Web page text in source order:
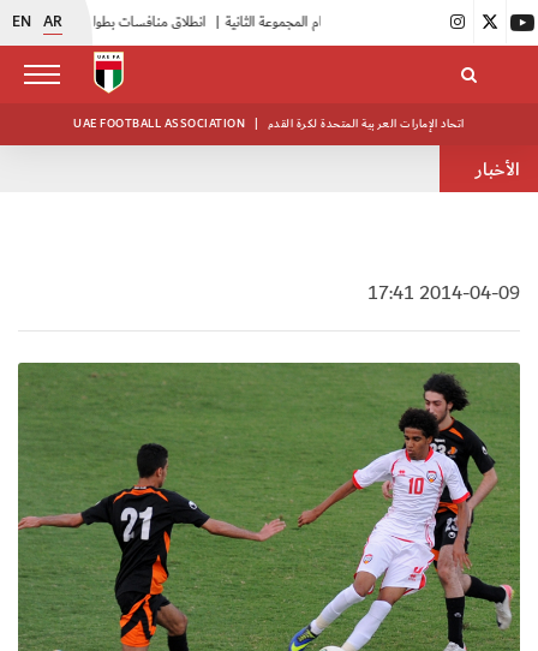
EN AR انطلاق منافسات بطولة النخبة لحرس الرئاسة |
UAE FOOTBALL ASSOCIATION | اتحاد الإمارات العربية المتحدة لكرة القدم
الأخبار
2014-04-09 17:41